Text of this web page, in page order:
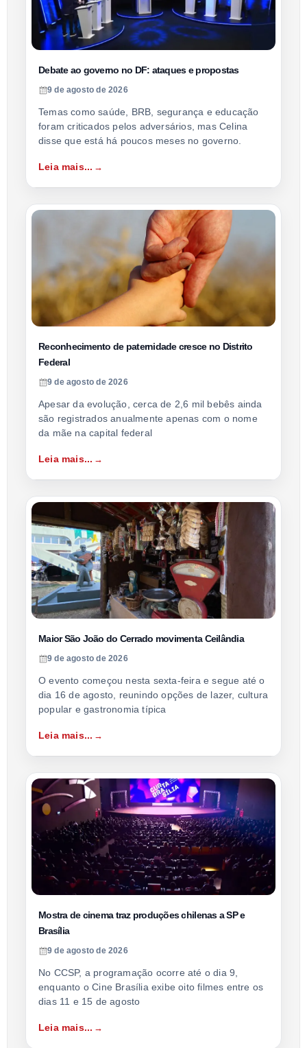
Debate ao governo no DF: ataques e propostas
9 de agosto de 2026
Temas como saúde, BRB, segurança e educação
foram criticados pelos adversários, mas Celina
disse que está há poucos meses no governo.
Leia mais...
Reconhecimento de paternidade cresce no Distrito
Federal
9 de agosto de 2026
Apesar da evolução, cerca de 2,6 mil bebês ainda
são registrados anualmente apenas com o nome
da mãe na capital federal
Leia mais...
Maior São João do Cerrado movimenta Ceilândia
9 de agosto de 2026
O evento começou nesta sexta-feira e segue até o
dia 16 de agosto, reunindo opções de lazer, cultura
popular e gastronomia típica
Leia mais...
Mostra de cinema traz produções chilenas a SP e
Brasília
9 de agosto de 2026
No CCSP, a programação ocorre até o dia 9,
enquanto o Cine Brasília exibe oito filmes entre os
dias 11 e 15 de agosto
Leia mais...